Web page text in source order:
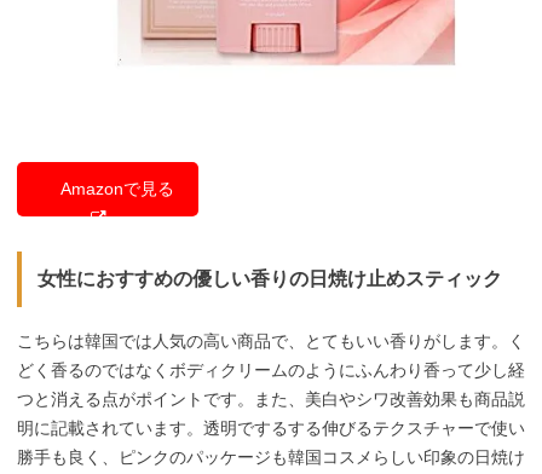
Amazonで見る
女性におすすめの優しい香りの日焼け止めスティック
こちらは韓国では人気の高い商品で、とてもいい香りがします。く
どく香るのではなくボディクリームのようにふんわり香って少し経
つと消える点がポイントです。また、美白やシワ改善効果も商品説
明に記載されています。透明でするする伸びるテクスチャーで使い
勝手も良く、ピンクのパッケージも韓国コスメらしい印象の日焼け